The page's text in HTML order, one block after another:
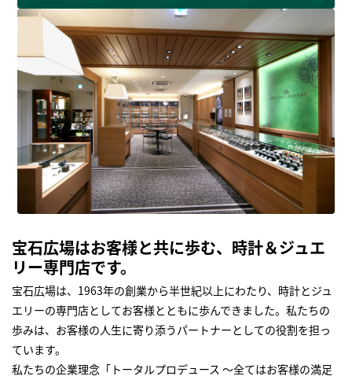
宝石広場はお客様と共に歩む、時計＆ジュエ
リー専門店です。
宝石広場は、1963年の創業から半世紀以上にわたり、時計とジュ
エリーの専門店としてお客様とともに歩んできました。私たちの
歩みは、お客様の人生に寄り添うパートナーとしての役割を担っ
ています。
私たちの企業理念「トータルプロデュース ～全てはお客様の満足